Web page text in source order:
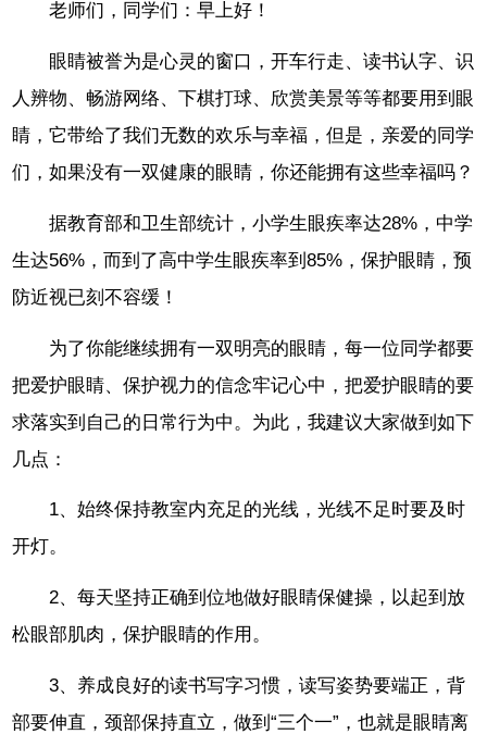
老师们，同学们：早上好！
眼睛被誉为是心灵的窗口，开车行走、读书认字、识
人辨物、畅游网络、下棋打球、欣赏美景等等都要用到眼
睛，它带给了我们无数的欢乐与幸福，但是，亲爱的同学
们，如果没有一双健康的眼睛，你还能拥有这些幸福吗？
据教育部和卫生部统计，小学生眼疾率达28%，中学
生达56%，而到了高中学生眼疾率到85%，保护眼睛，预
防近视已刻不容缓！
为了你能继续拥有一双明亮的眼睛，每一位同学都要
把爱护眼睛、保护视力的信念牢记心中，把爱护眼睛的要
求落实到自己的日常行为中。为此，我建议大家做到如下
几点：
1、始终保持教室内充足的光线，光线不足时要及时
开灯。
2、每天坚持正确到位地做好眼睛保健操，以起到放
松眼部肌肉，保护眼睛的作用。
3、养成良好的读书写字习惯，读写姿势要端正，背
部要伸直，颈部保持直立，做到“三个一”，也就是眼睛离